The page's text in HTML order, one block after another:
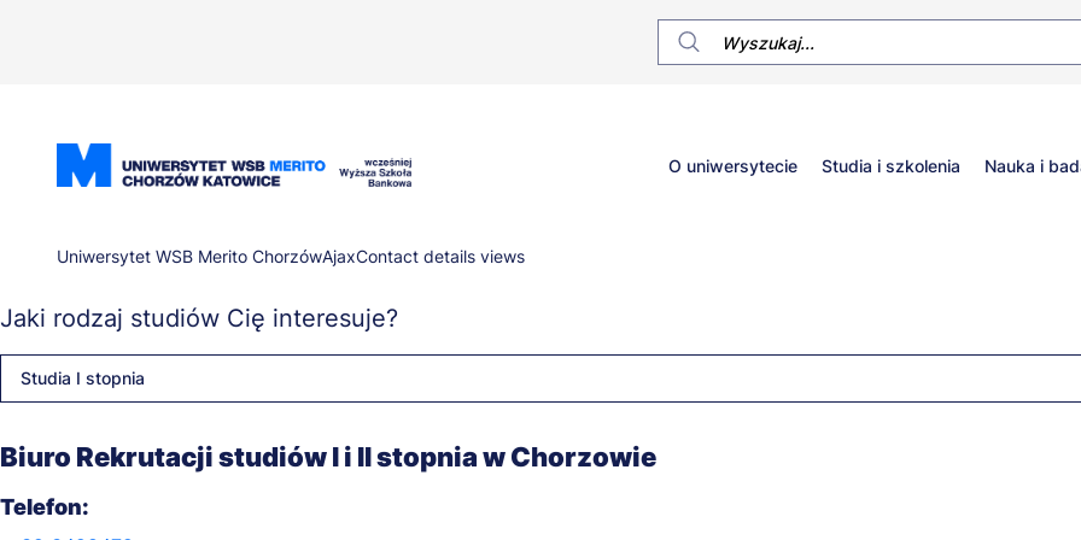
Główne
O uniwersytecie Studia i szkolenia Nauka i
Ścieżka
nawigacyjna
Uniwersytet WSB Merito ChorzówAjaxContact details views
Jaki rodzaj studiów Cię interesuje?
Studia I stopnia
Biuro Rekrutacji studiów I i II stopnia w Chorzowie
Telefon: